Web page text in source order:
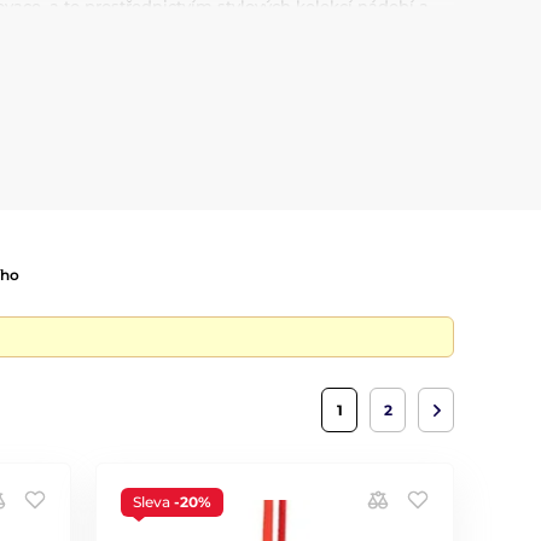
a to prostřednictvím stylových kolekcí nádobí a
1 2
Sleva-20%